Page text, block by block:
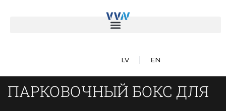
LV EN
ПАРКОВОЧНЫЙ БОКС ДЛЯ